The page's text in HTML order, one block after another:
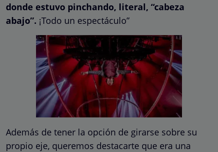
donde estuvo pinchando, literal, “cabeza
abajo”. ¡Todo un espectáculo”
Además de tener la opción de girarse sobre su
propio eje, queremos destacarte que era una